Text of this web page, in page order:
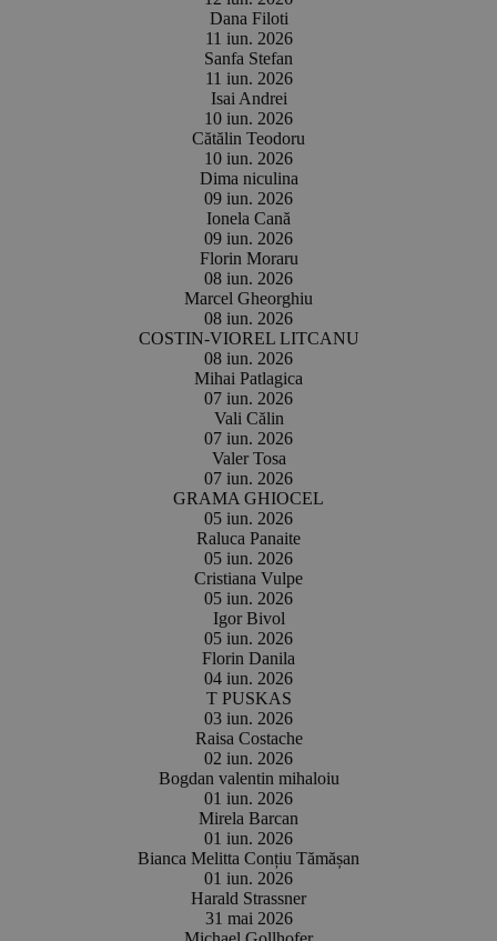
Dana Filoti
11 iun. 2026
Sanfa Stefan
11 iun. 2026
Isai Andrei
10 iun. 2026
Cătălin Teodoru
10 iun. 2026
Dima niculina
09 iun. 2026
Ionela Cană
09 iun. 2026
Florin Moraru
08 iun. 2026
Marcel Gheorghiu
08 iun. 2026
COSTIN-VIOREL LITCANU
08 iun. 2026
Mihai Patlagica
07 iun. 2026
Vali Călin
07 iun. 2026
Valer Tosa
07 iun. 2026
GRAMA GHIOCEL
05 iun. 2026
Raluca Panaite
05 iun. 2026
Cristiana Vulpe
05 iun. 2026
Igor Bivol
05 iun. 2026
Florin Danila
04 iun. 2026
T PUSKAS
03 iun. 2026
Raisa Costache
02 iun. 2026
Bogdan valentin mihaloiu
01 iun. 2026
Mirela Barcan
01 iun. 2026
Bianca Melitta Conțiu Tămășan
01 iun. 2026
Harald Strassner
31 mai 2026